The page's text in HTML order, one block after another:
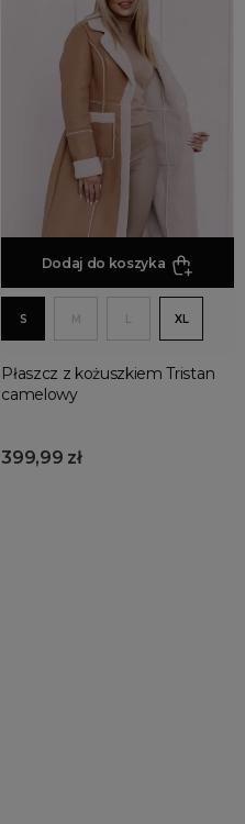
Dodaj do koszyka
S M L XL
Płaszcz z kożuszkiem Tristan
camelowy
399,99 zł